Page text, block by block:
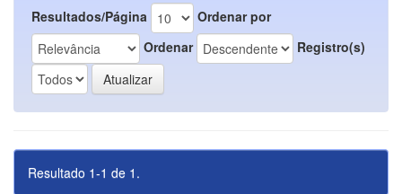
Resultados/Página
Ordenar por
Ordenar
Registro(s)
Resultado 1-1 de 1.